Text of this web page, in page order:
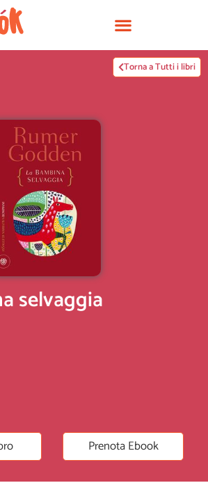
Torna a Tutti i libri
selvaggia
Prenota Ebook